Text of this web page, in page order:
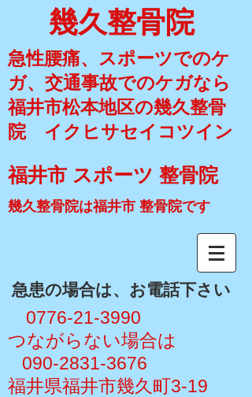
急性腰痛、スポーツでのケ
ガ、交通事故でのケガなら
福井市松本地区の幾久整骨
院 イクヒサセイコツイン
幾久整骨院
福井市 スポーツ 整骨院
幾久整骨院は福井市 整骨院です
​急患の場合は、お電話下さい
​ 0776-21-3990
​つながらない場合は
090-2831-3676
福井県福井市幾久町3-19